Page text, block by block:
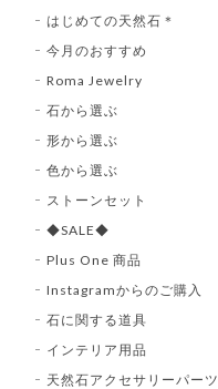
はじめての天然石＊
今月のおすすめ
Roma Jewelry
石から選ぶ
形から選ぶ
色から選ぶ
ストーンセット
◆SALE◆
Plus One 商品
Instagramからのご購入
石に関する道具
インテリア用品
天然石アクセサリーパーツ